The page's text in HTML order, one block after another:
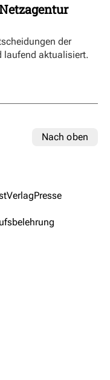
der
laufend aktualisiert.
Nach oben
VerlagPresse